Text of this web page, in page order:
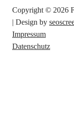
Copyright © 2026
| Design by
Impressum
Datenschutz